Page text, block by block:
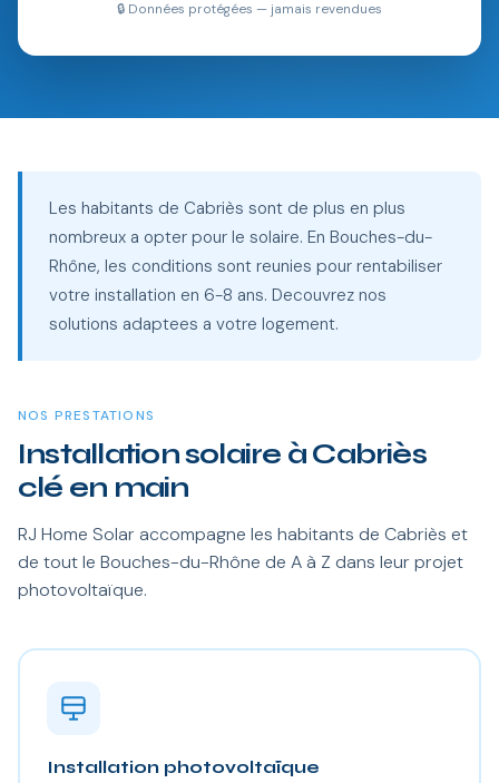
🔒 Données protégées — jamais revendues
Les habitants de Cabriès sont de plus en plus
nombreux a opter pour le solaire. En Bouches-du-
Rhône, les conditions sont reunies pour rentabiliser
votre installation en 6-8 ans. Decouvrez nos
solutions adaptees a votre logement.
NOS PRESTATIONS
Installation solaire à Cabriès
clé en main
RJ Home Solar accompagne les habitants de Cabriès et
de tout le Bouches-du-Rhône de A à Z dans leur projet
photovoltaïque.
Installation photovoltaïque